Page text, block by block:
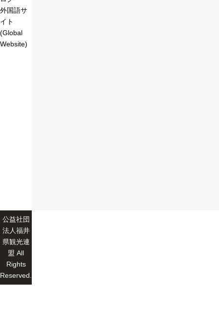
外国語サ
イト
(Global
Website)
公益社団
法人福井
県観光連
盟 All
Rights
Reserved.